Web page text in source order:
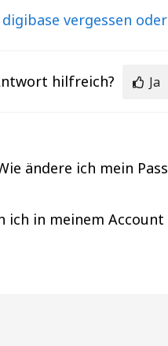
vergessen
hilfreich? Ja
ändere ich mein
ich in meinem